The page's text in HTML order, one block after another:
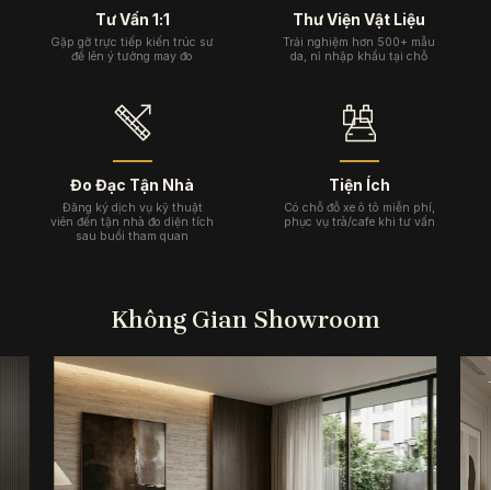
Tư Vấn 1:1
Gặp gỡ trực tiếp kiến trúc sư
để lên ý tưởng may đo
Thư Viện Vật Liệu
Trải nghiệm hơn 500+ mẫu
da, nỉ nhập khẩu tại chỗ
Đo Đạc Tận Nhà
Đăng ký dịch vụ kỹ thuật
viên đến tận nhà đo diện tích
sau buổi tham quan
Tiện Ích
Có chỗ đỗ xe ô tô miễn phí,
phục vụ trà/cafe khi tư vấn
Không Gian Showroom